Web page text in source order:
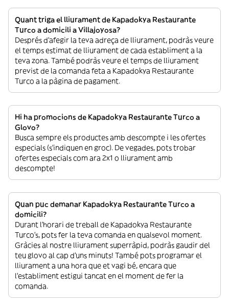
Quant triga el lliurament de Kapadokya Restaurante
Turco a domicili a Villajoyosa?
Després d’afegir la teva adreça de lliurament, podràs veure
el temps estimat de lliurament de cada establiment a la
teva zona. També podràs veure el temps de lliurament
previst de la comanda feta a Kapadokya Restaurante
Turco a la pàgina de pagament.
Hi ha promocions de Kapadokya Restaurante Turco a
Glovo?
Busca sempre els productes amb descompte i les ofertes
especials (s’indiquen en groc). De vegades, pots trobar
ofertes especials com ara 2x1 o lliurament amb
descompte!
Quan puc demanar Kapadokya Restaurante Turco a
domicili?
Durant l’horari de treball de Kapadokya Restaurante
Turco’s, pots fer la teva comanda en qualsevol moment.
Gràcies al nostre lliurament superràpid, podràs gaudir del
teu glovo al cap d’uns minuts! També pots programar el
lliurament a una hora que et vagi bé, encara que
l’establiment estigui tancat en el moment de fer la
comanda.